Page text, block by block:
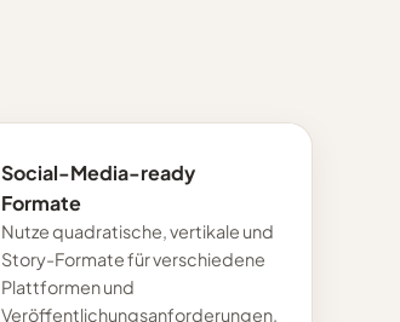
Social-Media-ready
Formate
Nutze quadratische, vertikale und
Story-Formate für verschiedene
Plattformen und
Veröffentlichungsanforderungen.